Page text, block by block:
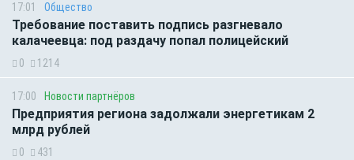
17:01 Общество
Требование поставить подпись разгневало
калачеевца: под раздачу попал полицейский
0 1214
17:00 Новости партнёров
Предприятия региона задолжали энергетикам 2
млрд рублей
0 431